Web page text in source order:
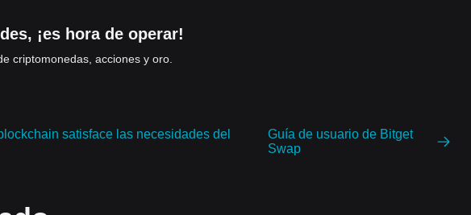
¡es hora de operar!
criptomonedas, acciones y oro.
satisface las necesidades del
Guía de usuario de Bitget
Swap